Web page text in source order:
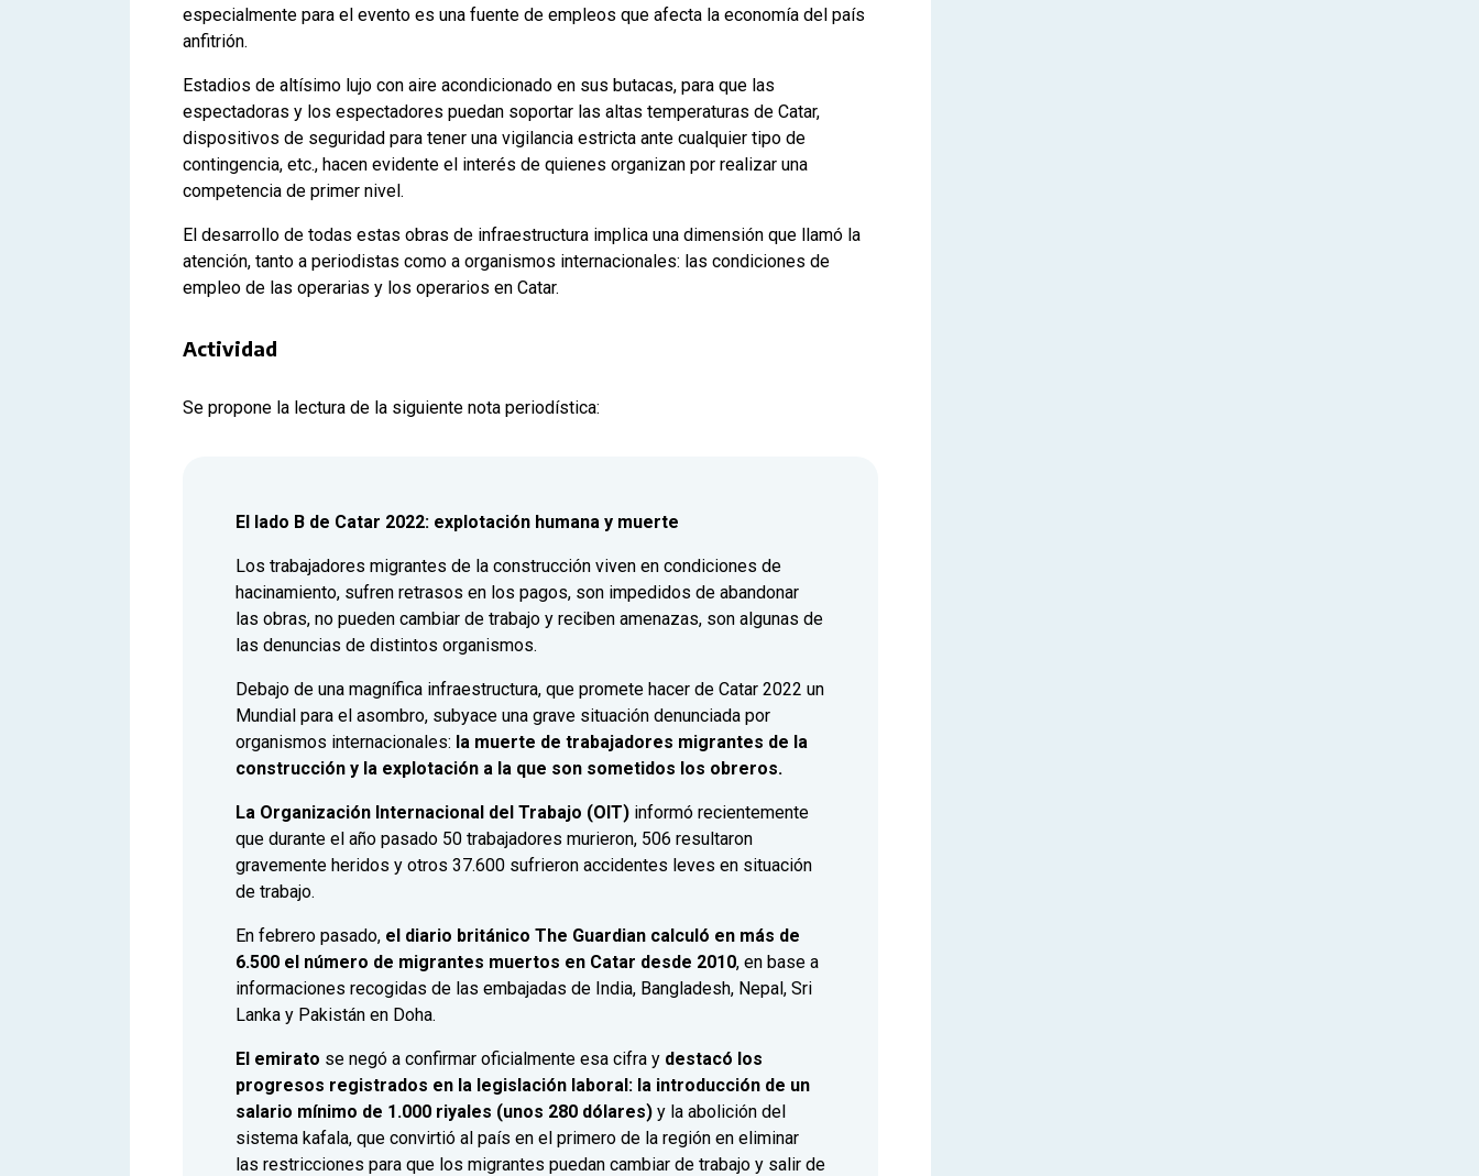
especialmente para el evento es una fuente de empleos que afecta la economía del país
anfitrión.
Estadios de altísimo lujo con aire acondicionado en sus butacas, para que las
espectadoras y los espectadores puedan soportar las altas temperaturas de Catar,
dispositivos de seguridad para tener una vigilancia estricta ante cualquier tipo de
contingencia, etc., hacen evidente el interés de quienes organizan por realizar una
competencia de primer nivel.
El desarrollo de todas estas obras de infraestructura implica una dimensión que llamó la
atención, tanto a periodistas como a organismos internacionales: las condiciones de
empleo de las operarias y los operarios en Catar.
Actividad
Se propone la lectura de la siguiente nota periodística:
El lado B de Catar 2022: explotación humana y muerte
Los trabajadores migrantes de la construcción viven en condiciones de
hacinamiento, sufren retrasos en los pagos, son impedidos de abandonar
las obras, no pueden cambiar de trabajo y reciben amenazas, son algunas de
las denuncias de distintos organismos.
Debajo de una magnífica infraestructura, que promete hacer de Catar 2022 un
Mundial para el asombro, subyace una grave situación denunciada por
organismos internacionales: la muerte de trabajadores migrantes de la
construcción y la explotación a la que son sometidos los obreros.
La Organización Internacional del Trabajo (OIT) informó recientemente
que durante el año pasado 50 trabajadores murieron, 506 resultaron
gravemente heridos y otros 37.600 sufrieron accidentes leves en situación
de trabajo.
En febrero pasado, el diario británico The Guardian calculó en más de
6.500 el número de migrantes muertos en Catar desde 2010, en base a
informaciones recogidas de las embajadas de India, Bangladesh, Nepal, Sri
Lanka y Pakistán en Doha.
El emirato se negó a confirmar oficialmente esa cifra y destacó los
progresos registrados en la legislación laboral: la introducción de un
salario mínimo de 1.000 riyales (unos 280 dólares) y la abolición del
sistema kafala, que convirtió al país en el primero de la región en eliminar
las restricciones para que los migrantes puedan cambiar de trabajo y salir de